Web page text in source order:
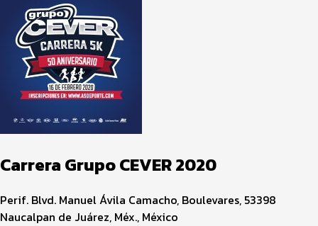
Carrera Grupo CEVER 2020
Perif. Blvd. Manuel Ávila Camacho, Boulevares, 53398
Naucalpan de Juárez, Méx., México